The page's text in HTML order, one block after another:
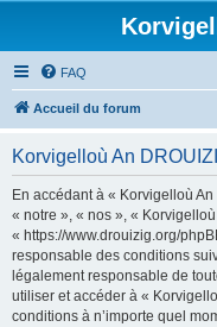
FAQ
Accueil du forum
Korvigelloù An
En accédant à « Korvigelloù
« notre », « nos », «
« https://www.drouizig.org/
responsable des conditions
légalement responsable de
utiliser et accéder à «
conditions à n’importe quel